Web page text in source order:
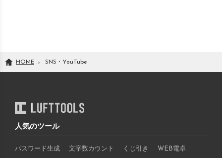
HOME SNS・YouTube
人気のツール
パスワード生成 文字数カウント くじ引き WEB電卓